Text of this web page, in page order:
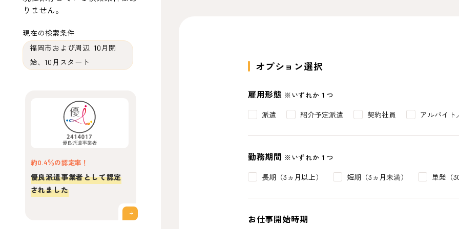
りません。
現在の検索条件
福岡市および周辺 10月開
始、10月スタート
約0.4％の認定率！
優良派遣事業者として認定
されました
オプション選択
雇用形態 ※いずれか１つ
派遣 紹介予定派遣 契約社員 アルバイト
勤務期間 ※いずれか１つ
長期（3ヵ月以上） 短期（3ヵ月未満） 単発（
お仕事開始時期